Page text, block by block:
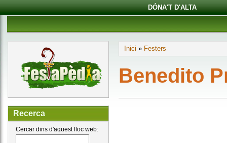
DÓNA'T D'ALTA
Recerca
Cercar dins d'aquest lloc web:
Inici » Festers
Benedito